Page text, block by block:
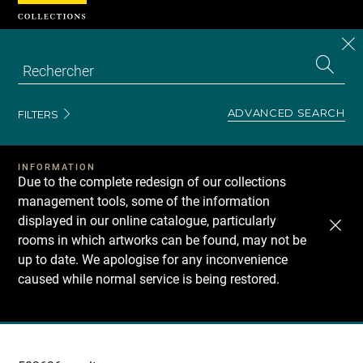
FILTERS ADVANCED SEARCH
INFORMATION
Due to the complete redesign of our collections
management tools, some of the information
displayed in our online catalogue, particularly
rooms in which artworks can be found, may not be
up to date. We apologise for any inconvenience
caused while normal service is being restored.
Recherche
Cookies management panel